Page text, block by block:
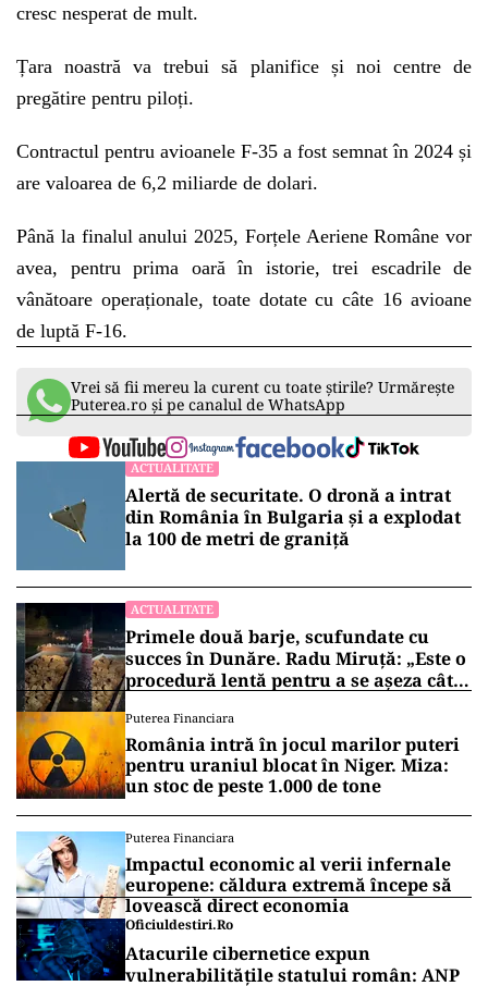
cresc nesperat de mult.
Țara noastră va trebui să planifice și noi centre de
pregătire pentru piloți.
Contractul pentru avioanele F-35 a fost semnat în 2024 și
are valoarea de 6,2 miliarde de dolari.
Până la finalul anului 2025, Forțele Aeriene Române vor
avea, pentru prima oară în istorie, trei escadrile de
vânătoare operaționale, toate dotate cu câte 16 avioane
de luptă F-16.
Vrei să fii mereu la curent cu toate știrile? Urmărește
Puterea.ro și pe canalul de WhatsApp
ACTUALITATE
Alertă de securitate. O dronă a intrat
din România în Bulgaria şi a explodat
la 100 de metri de graniţă
ACTUALITATE
Primele două barje, scufundate cu
succes în Dunăre. Radu Miruță: „Este o
procedură lentă pentru a se așeza cât
Puterea Financiara
România intră în jocul marilor puteri
pentru uraniul blocat în Niger. Miza:
un stoc de peste 1.000 de tone
Puterea Financiara
Impactul economic al verii infernale
europene: căldura extremă începe să
lovească direct economia
Oficiuldestiri.ro
Atacurile cibernetice expun
vulnerabilitățile statului român: ANP